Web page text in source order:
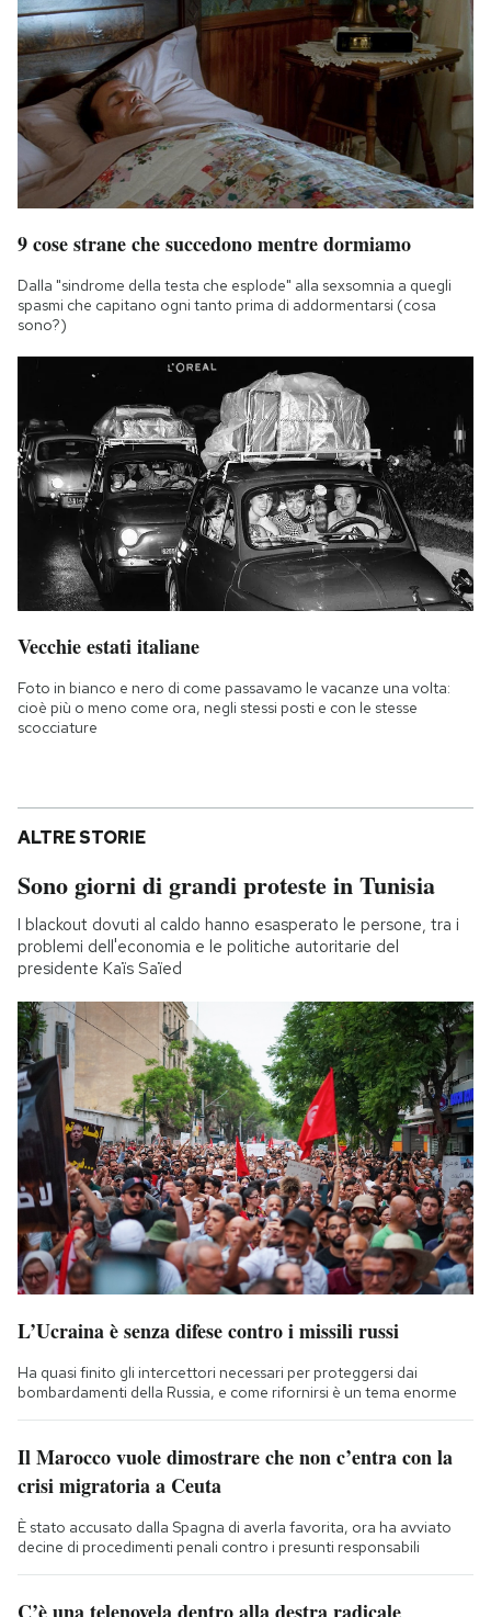
9 cose strane che succedono mentre dormiamo
Dalla "sindrome della testa che esplode" alla sexsomnia a quegli
spasmi che capitano ogni tanto prima di addormentarsi (cosa
sono?)
Vecchie estati italiane
Foto in bianco e nero di come passavamo le vacanze una volta:
cioè più o meno come ora, negli stessi posti e con le stesse
scocciature
ALTRE STORIE
Sono giorni di grandi proteste in Tunisia
I blackout dovuti al caldo hanno esasperato le persone, tra i
problemi dell'economia e le politiche autoritarie del
presidente Kaïs Saïed
L’Ucraina è senza difese contro i missili russi
Ha quasi finito gli intercettori necessari per proteggersi dai
bombardamenti della Russia, e come rifornirsi è un tema enorme
Il Marocco vuole dimostrare che non c’entra con la
crisi migratoria a Ceuta
È stato accusato dalla Spagna di averla favorita, ora ha avviato
decine di procedimenti penali contro i presunti responsabili